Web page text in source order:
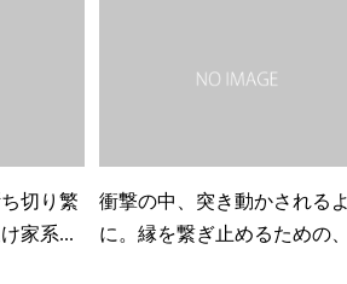
切り繁
家系...
衝撃の中、突き動かされる
に。縁を繋ぎ止めるための